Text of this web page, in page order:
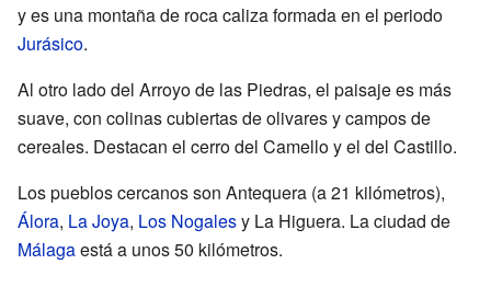
y es una montaña de roca caliza formada en el periodo
Jurásico.
Al otro lado del Arroyo de las Piedras, el paisaje es más
suave, con colinas cubiertas de olivares y campos de
cereales. Destacan el cerro del Camello y el del Castillo.
Los pueblos cercanos son Antequera (a 21 kilómetros),
Álora, La Joya, Los Nogalesy La Higuera. La ciudad de
Málagaestá a unos 50 kilómetros.